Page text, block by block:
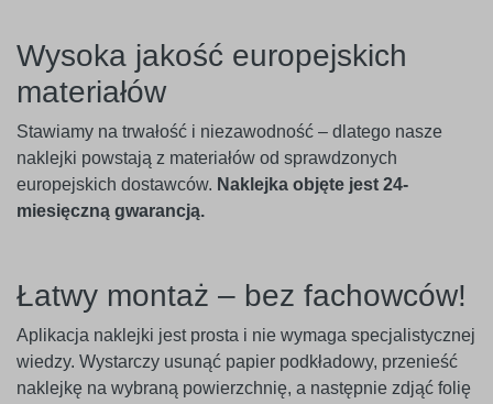
Wysoka jakość europejskich
materiałów
Stawiamy na trwałość i niezawodność – dlatego nasze
naklejki powstają z materiałów od sprawdzonych
europejskich dostawców. Naklejka objęte jest 24-
miesięczną gwarancją.
Łatwy montaż – bez fachowców!
Aplikacja naklejki jest prosta i nie wymaga specjalistycznej
wiedzy. Wystarczy usunąć papier podkładowy, przenieść
naklejkę na wybraną powierzchnię, a następnie zdjąć folię